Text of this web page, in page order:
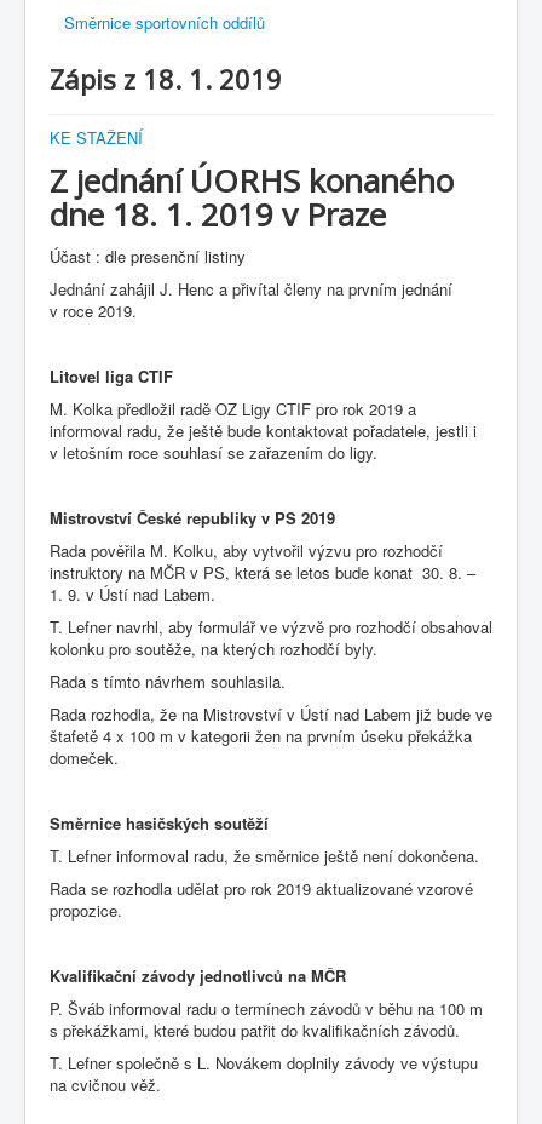
Směrnice sportovních oddílů
Zápis z 18. 1. 2019
KE STAŽENÍ
Z jednání ÚORHS konaného
dne 18. 1. 2019 v Praze
Účast : dle presenční listiny
Jednání zahájil J. Henc a přivítal členy na prvním jednání
v roce 2019.
Litovel liga CTIF
M. Kolka předložil radě OZ Ligy CTIF pro rok 2019 a
informoval radu, že ještě bude kontaktovat pořadatele, jestli i
v letošním roce souhlasí se zařazením do ligy.
Mistrovství České republiky v PS 2019
Rada pověřila M. Kolku, aby vytvořil výzvu pro rozhodčí
instruktory na MČR v PS, která se letos bude konat 30. 8. –
1. 9. v Ústí nad Labem.
T. Lefner navrhl, aby formulář ve výzvě pro rozhodčí obsahoval
kolonku pro soutěže, na kterých rozhodčí byly.
Rada s tímto návrhem souhlasila.
Rada rozhodla, že na Mistrovství v Ústí nad Labem již bude ve
štafetě 4 x 100 m v kategorii žen na prvním úseku překážka
domeček.
Směrnice hasičských soutěží
T. Lefner informoval radu, že směrnice ještě není dokončena.
Rada se rozhodla udělat pro rok 2019 aktualizované vzorové
propozice.
Kvalifikační závody jednotlivců na MČR
P. Šváb informoval radu o termínech závodů v běhu na 100 m
s překážkami, které budou patřit do kvalifikačních závodů.
T. Lefner společně s L. Novákem doplnily závody ve výstupu
na cvičnou věž.